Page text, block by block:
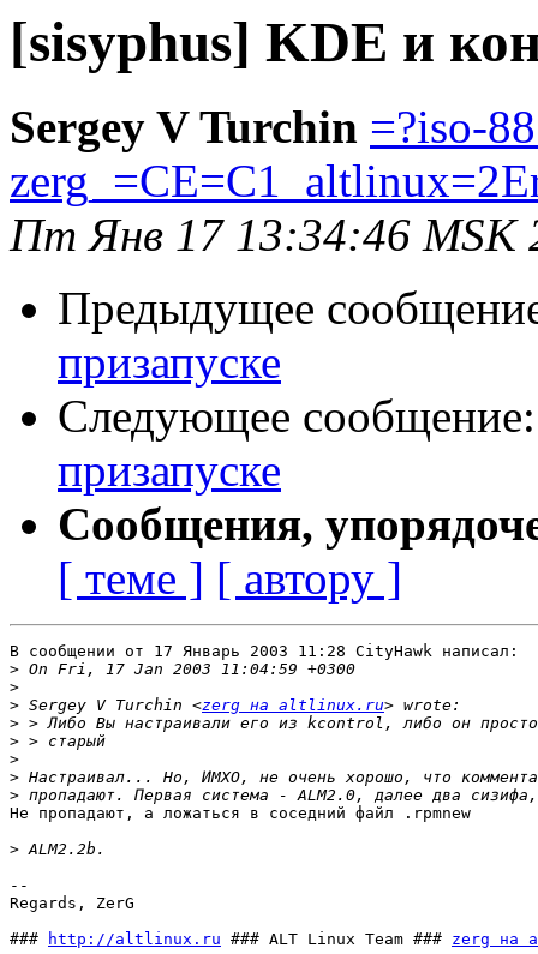
[sisyphus] KDE и
Sergey V Turchin =?iso-
Пт Янв 17 13:34:46 MSK
Предыдущее
призапуске
Следующее
призапуске
Сообщения,
[ теме ] [ автору ]
В сообщении от 17 Январь 2003 11:28 CityHawk написал:
>
>
> Sergey V Turchin <zerg на altlinux.ru
>
>
>
>
>
Не пропадают, а ложаться в соседний файл .rpmnew
>
--
Regards, ZerG
###
http://altlinux.ru ### ALT Linux Team ### zerg на